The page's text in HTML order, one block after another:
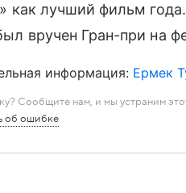
как лучший фильм
вручен Гран-при на
информация: Ермек
Сообщите нам, и мы устраним
об ошибке